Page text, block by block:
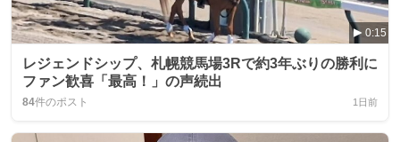
0:15
レジェンドシップ、札幌競馬場3Rで約3年ぶりの勝利に
ファン歓喜「最高！」の声続出
84件のポスト 1日前